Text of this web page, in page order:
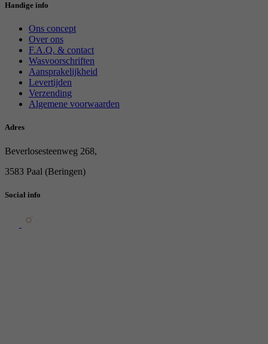
Handige info
Ons concept
Over ons
F.A.Q. & contact
Wasvoorschriften
Aansprakelijkheid
Levertijden
Verzending
Algemene voorwaarden
Adres
Beverlosesteenweg 268,
3583 Paal (Beringen)
Social info